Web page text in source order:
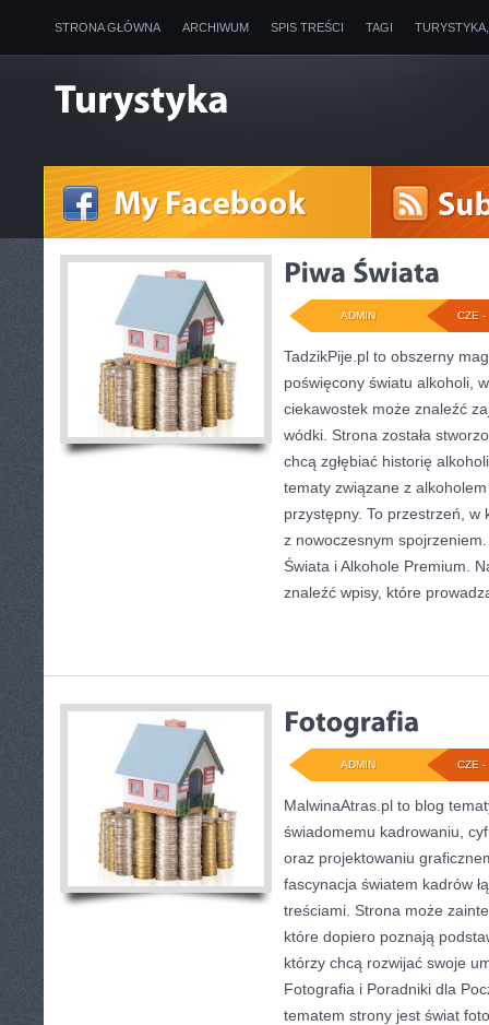
STRONA GŁÓWNA ARCHIWUM SPIS TREŚCI TAGI
CZE -
ADMIN
TadzikPije.pl to obszerny
poświęcony światu alkoholi,
ciekawostek może znaleźć
wódki. Strona została
chcą zgłębiać historię
tematy związane z
przystępny. To przestrzeń, w
z nowoczesnym
Świata i Alkohole Premium.
znaleźć wpisy, które
CZE -
ADMIN
MalwinaAtras.pl to blog
świadomemu kadrowaniu,
oraz projektowaniu
fascynacja światem kadrów
treściami. Strona może
które dopiero poznają
którzy chcą rozwijać swoje
Fotografia i Poradniki dla
tematem strony jest świat